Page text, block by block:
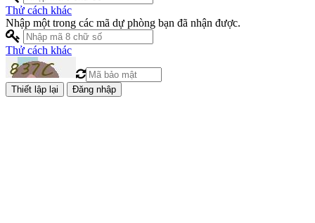
Thử cách khác
Nhập một trong các mã dự phòng bạn đã nhận được.
Thử cách khác
Đăng nhập